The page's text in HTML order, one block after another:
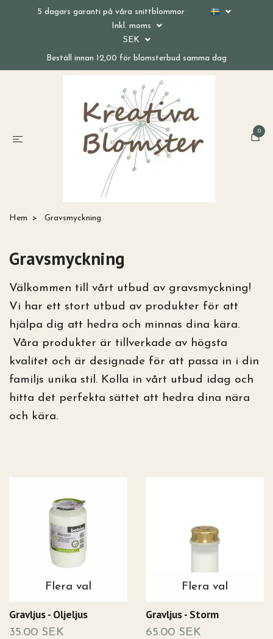
5 dagars garanti på våra snittblommor
Inkl. moms
SEK
Beställ innan 12,00 för blomsterbud samma dag
0
Hem Gravsmyckning
Gravsmyckning
Välkommen till vårt utbud av gravsmyckning!
Vi har ett stort utbud av produkter för att
hjälpa dig att hedra och minnas dina kära.
Våra produkter är tillverkade av högsta
kvalitet och är designade för att passa in i din
familjs unika stil. Kolla in vårt utbud idag och
hitta det perfekta sättet att hedra dina nära
och kära.
Flera val
Gravljus - Oljeljus
35.00 SEK
Flera val
Gravljus - Storm
65.00 SEK